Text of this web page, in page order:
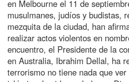
en Melbourne el 11 de
musulmanes, judíos y budistas,
mezquita de la ciudad, han
realizar actos violentos en
encuentro, el Presidente de la
en Australia, Ibrahim Dellal, ha
terrorismo no tiene nada que